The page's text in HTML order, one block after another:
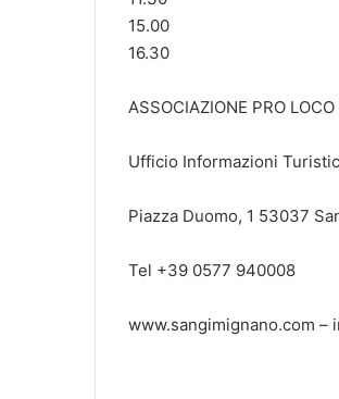
15.00
16.30
ASSOCIAZIONE PRO
Ufficio Informazioni
Piazza Duomo, 1 53037
Tel +39 0577 940008
www.sangimignano.com –